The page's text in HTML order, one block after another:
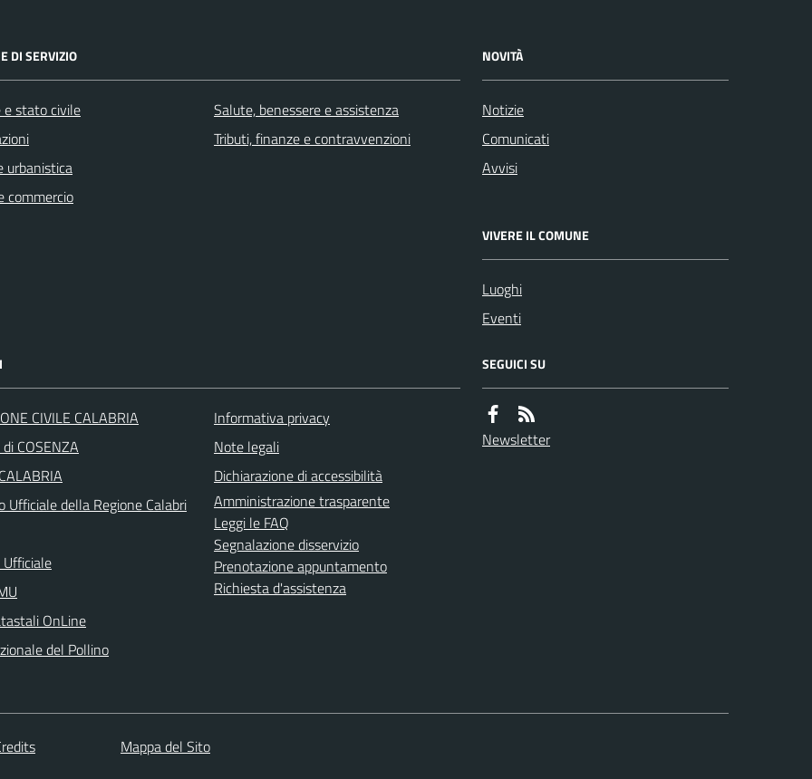
DI SERVIZIO
e stato civile
urbanistica
commercio
Salute, benessere e assistenza
Tributi, finanze e contravvenzioni
NOVITÀ
Notizie
Comunicati
Avvisi
VIVERE IL COMUNE
Luoghi
Eventi
CIVILE CALABRIA
COSENZA
Ufficiale della Regione Calabri
OnLine
del Pollino
Informativa privacy
Note legali
Dichiarazione di accessibilità
Amministrazione trasparente
Leggi le FAQ
Segnalazione disservizio
Prenotazione appuntamento
Richiesta d'assistenza
SEGUICI SU
Newsletter
Mappa del Sito